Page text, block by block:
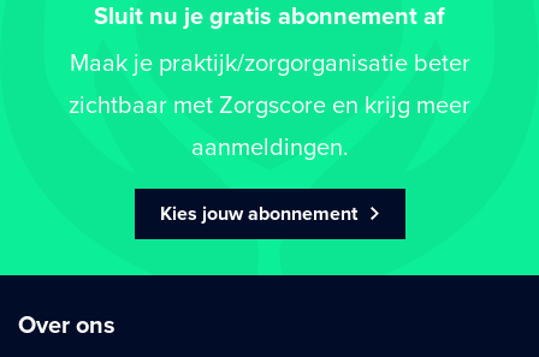
Sluit nu je gratis abonnement af
Maak je praktijk/zorgorganisatie beter
zichtbaar met Zorgscore en krijg meer
aanmeldingen.
Kies jouw abonnement
Over ons